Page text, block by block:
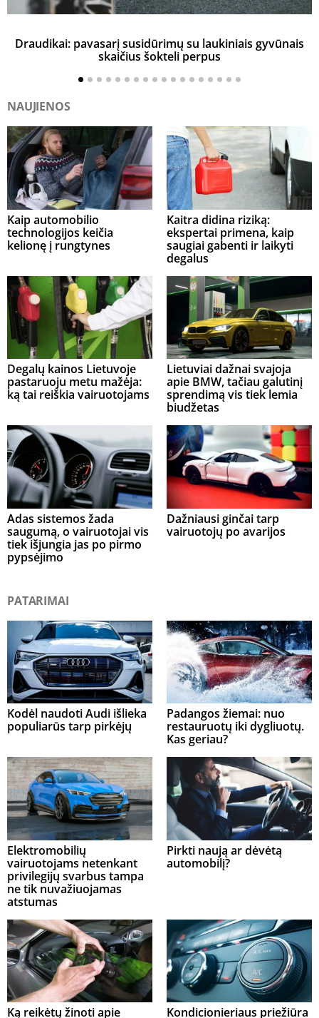
Draudikai: pavasarį susidūrimų su laukiniais gyvūnais
skaičius šokteli perpus
NAUJIENOS
Kaip automobilio
technologijos keičia
kelionę į rungtynes
Kaitra didina riziką:
ekspertai primena, kaip
saugiai gabenti ir laikyti
degalus
Degalų kainos Lietuvoje
pastaruoju metu mažėja:
ką tai reiškia vairuotojams
Lietuviai dažnai svajoja
apie BMW, tačiau galutinį
sprendimą vis tiek lemia
biudžetas
Adas sistemos žada
saugumą, o vairuotojai vis
tiek išjungia jas po pirmo
pypsėjimo
Dažniausi ginčai tarp
vairuotojų po avarijos
PATARIMAI
Kodėl naudoti Audi išlieka
populiarūs tarp pirkėjų
Padangos žiemai: nuo
restauruotų iki dygliuotų.
Kas geriau?
Elektromobilių
vairuotojams netenkant
privilegijų svarbus tampa
ne tik nuvažiuojamas
atstumas
Pirkti naują ar dėvėtą
automobilį?
Ką reikėtų žinoti apie
Kondicionieriaus priežiūra